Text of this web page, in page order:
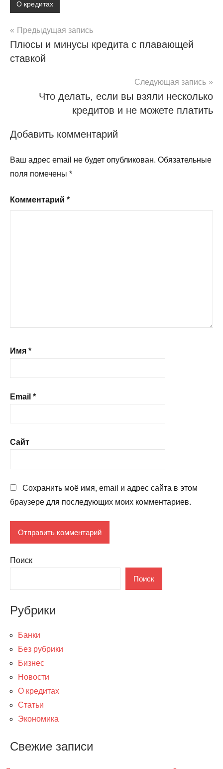
О кредитах
Навигация
по
записям
Предыдущая запись
Плюсы и минусы кредита с плавающей
ставкой
Следующая запись
Что делать, если вы взяли несколько
кредитов и не можете платить
Добавить комментарий
Ваш адрес email не будет опубликован. Обязательные
поля помечены *
Комментарий *
Имя *
Email *
Сайт
Сохранить моё имя, email и адрес сайта в этом
браузере для последующих моих комментариев.
Поиск
Поиск
Рубрики
Банки
Без рубрики
Бизнес
Новости
О кредитах
Статьи
Экономика
Свежие записи